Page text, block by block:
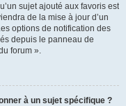
sujet ajouté aux favoris est
de la mise à jour d’un
options de notification des
depuis le panneau de
forum ».
à un sujet spécifique ?